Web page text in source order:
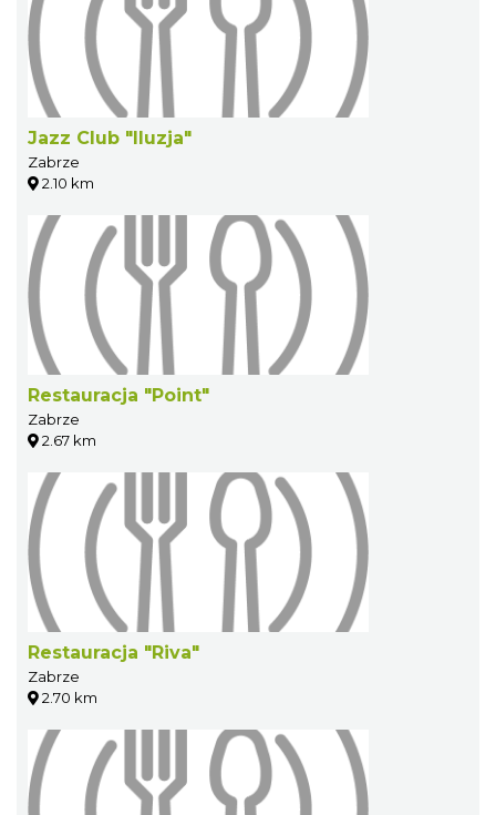
Jazz Club "Iluzja"
Zabrze
2.10 km
Restauracja "Point"
Zabrze
2.67 km
Restauracja "Riva"
Zabrze
2.70 km